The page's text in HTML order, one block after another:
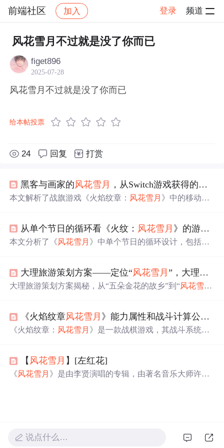
前端社区 加入 登录 频道
社区 前端社区 感慨 帖子详情
风花雪月不过就是没了你而已
figet896
2025-07-28
风花雪月不过就是没了你而已
给本帖投票
24 回复 打赏
黑客与画家的风花雪月 ，从Switch游戏获得的灵感
本文解析了战旗游戏《火焰纹章： 风花雪月 》中的移动逻
从单个节日的循环看《火纹： 风花雪月 》的游戏节奏把控
本文分析了《风花雪月 》中单个节日的循环设计，包括工
情和系统设计，构建了良好的玩家体验，同时保持了剧情
和玩法的紧密联系。
大理旅游策划方案——定位“风花雪月”，大理游客翻倍！
大理旅游策划方案揭秘，从“五朵金花的故乡”到“风花雪月
《火焰纹章风花雪月 》能力属性和战斗计算公式研究
《火焰纹章： 风花雪月 》是一款战棋游戏，其战斗系统简
包括HP、移动、力量、魔力、技巧、速度、幸运、防守、
魔防和魅力。战斗中，物理和魔法攻击受相应属性影响，
【 风花雪月 】[左红花]
《风花雪月 》是由李贤演唱的专辑，由著名音乐大师许建
说点什么…